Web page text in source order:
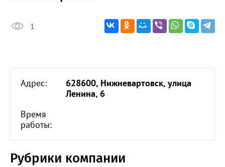
1
Адрес:
628600, Нижневартовск, улица
Ленина, 6
Время
работы:
Рубрики компании